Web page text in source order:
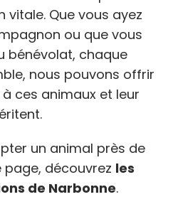
vitale. Que vous ayez
ou que vous
bénévolat, chaque
nous pouvons offrir
ces animaux et leur
un animal près de
page, découvrez les
de Narbonne.